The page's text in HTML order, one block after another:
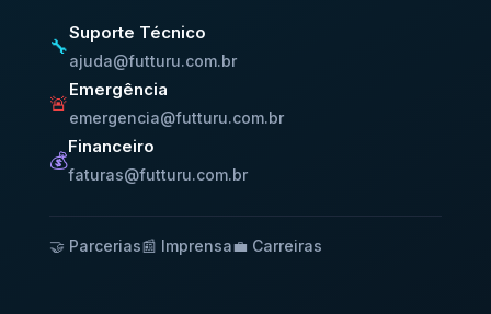
🔧
Suporte Técnico
ajuda@futturu.com.br
🚨
Emergência
emergencia@futturu.com.br
💰
Financeiro
faturas@futturu.com.br
🤝 Parcerias📰 Imprensa💼 Carreiras